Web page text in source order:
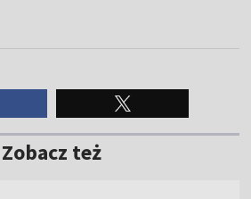
Zobacz też